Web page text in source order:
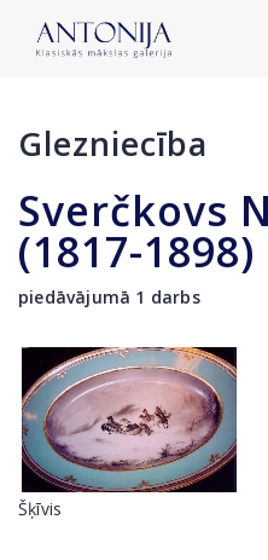
Glezniecība
Sverčkovs
(1817-1898)
piedāvājumā 1 darbs
Šķīvis